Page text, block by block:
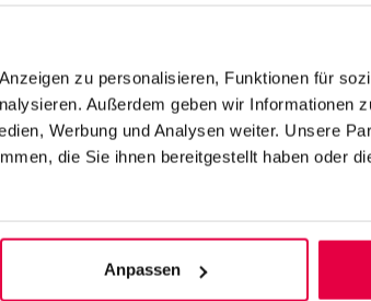
zu personalisieren, Funktionen für
Außerdem geben wir Informationen
Werbung und Analysen weiter. Unsere
die Sie ihnen bereitgestellt haben oder
Anpassen
Telefonnummer
Menge (Stück)